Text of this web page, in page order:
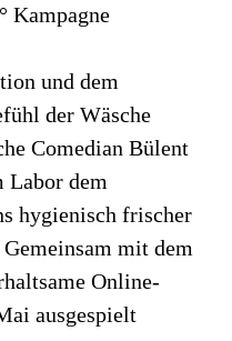
Kampagne
und dem
der Wäsche
Comedian Bülent
Labor dem
hygienisch frischer
mit dem
Online-
ausgespielt